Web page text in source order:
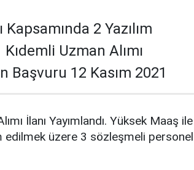
Kapsamında 2 Yazılım
Uzman Alımı
12 Kasım 2021
İlanı Yayımlandı. Yüksek Maaş ile
edilmek üzere 3 sözleşmeli personel